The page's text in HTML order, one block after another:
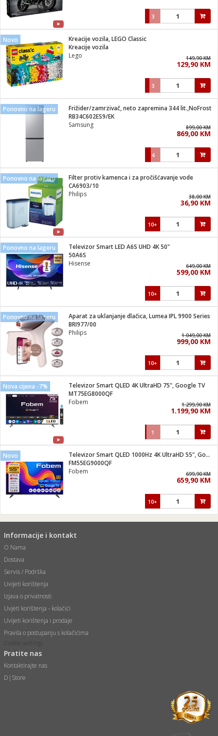
3
Novo
Kreacije vozila, LEGO Classic
Kreacije vozila
Lego
149,90 KM
129,90 KM
3
Ponovno na lageru
Frižider/zamrzivač, neto zapremina 344 lit.,NoFrost
RB34C602ES9/EK
Samsung
899,00 KM
869,00 KM
4
Ponovno na lageru
Filter protiv kamenca i za pročišćavanje vode
CA6903/10
Philips
38,00 KM
36,90 KM
10+
Ponovno na lageru
Televizor Smart LED A6S UHD 4K 50"
50A6S
Hisense
649,00 KM
599,00 KM
10+
Ponovno na lageru
Aparat za uklanjanje dlačica, Lumea IPL 9900 Series
BRI977/00
Philips
1.049,00 KM
999,00 KM
10+
Nova cijena -7%
Televizor Smart QLED 4K UltraHD 75", Google TV
MT75EG8000QF
Fobem
1.299,90 KM
1.199,90 KM
1
Novo
Televizor Smart QLED 1000Hz 4K UltraHD 55", Google TV
FM55EG9000QF
Fobem
699,90 KM
659,90 KM
10+
Informacije i kontakt
O Nama
Dostava
Servis / Podrška
Uvijeti korištenja
Izjava o privatnosti
Uvjeti korištenja - kolačići
Uvijeti korištenja i prodaje
Pravila o postupanju s kolačićima
Cookie settings
Pratite nas
Kontaktirajte nas
D|Store